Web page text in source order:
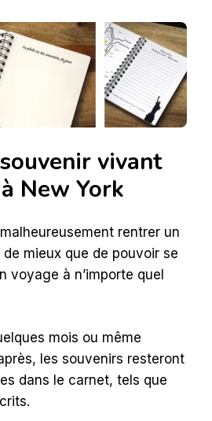
vivant
New York
rentrer un
mieux que de pouvoir se
voyage à n’importe quel
mois ou même
les souvenirs resteront
dans le carnet, tels que